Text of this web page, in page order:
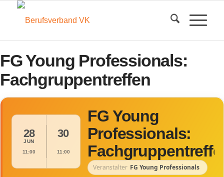
FG Young Professionals:
Fachgruppentreffen
28
JUN
11:00
30
11:00
FG Young
Professionals:
Veranstalter FG Young Professionals